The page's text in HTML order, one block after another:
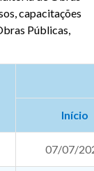
capacitações
Públicas,
Início
07/07/